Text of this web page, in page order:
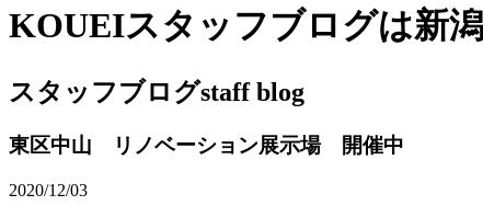
KOUEIスタッフブログは新
スタッフブログstaff blog
東区中山 リノベーション展示場 開催中
2020/12/03